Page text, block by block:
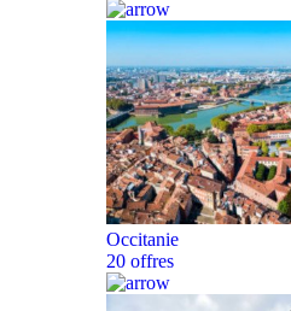
Occitanie
20 offres